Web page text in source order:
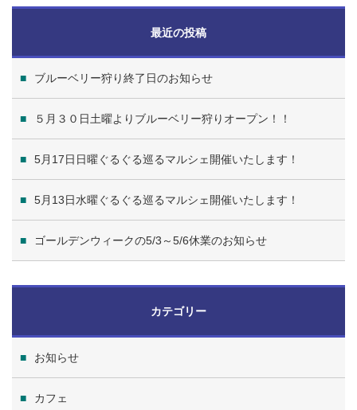
最近の投稿
ブルーベリー狩り終了日のお知らせ
５月３０日土曜よりブルーベリー狩りオープン！！
5月17日日曜ぐるぐる巡るマルシェ開催いたします！
5月13日水曜ぐるぐる巡るマルシェ開催いたします！
ゴールデンウィークの5/3～5/6休業のお知らせ
カテゴリー
お知らせ
カフェ